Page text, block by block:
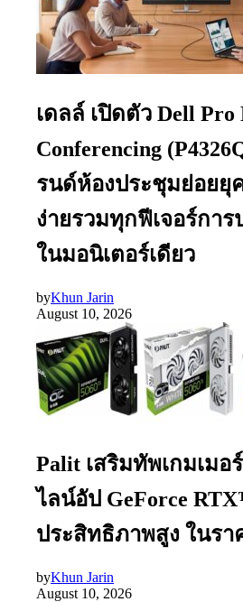
เดลล์ เปิดตัว Dell Pro
Conferencing
รนด์ห้องประชุมย่อยยุ
ง่ายรวมทุกฟีเจอร์กา
ในมอนิเตอร์เดียว
byKhun Jarin
August 10, 2026
Palit เสริมทัพเกมเมอ
ไลน์อัป GeForce
ประสิทธิภาพสูง ในรา
byKhun Jarin
August 10, 2026